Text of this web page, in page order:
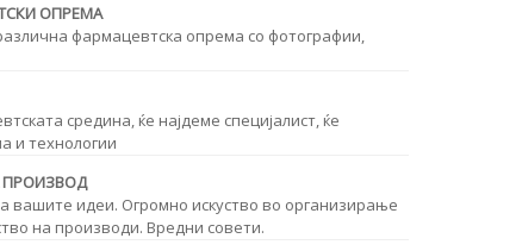
ОПРЕМА
фармацевтска опрема со фотографии,
средина, ќе најдеме специјалист, ќе
и технологии
ПРОИЗВОД
вашите идеи. Огромно искуство во организирање
на производи. Вредни совети.